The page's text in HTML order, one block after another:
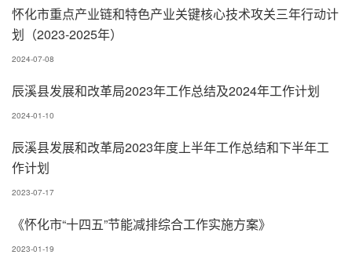
怀化市重点产业链和特色产业关键核心技术攻关三年行动计
划（2023-2025年）
2024-07-08
辰溪县发展和改革局2023年工作总结及2024年工作计划
2024-01-10
辰溪县发展和改革局2023年度上半年工作总结和下半年工
作计划
2023-07-17
《怀化市“十四五”节能减排综合工作实施方案》
2023-01-19